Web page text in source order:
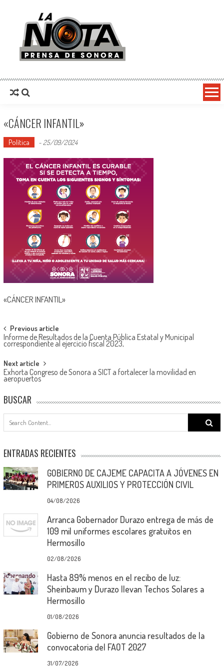
La Nota Prensa De Sonora
«CÁNCER INFANTIL»
Política - 25/09/2024
«CÁNCER INFANTIL»
Post
navigation
Previous article
Informe de Resultados de la Cuenta Pública Estatal y Municipal
correspondiente al ejercicio fiscal 2023,
Next article
Exhorta Congreso de Sonora a SICT a fortalecer la movilidad en
aeropuertos
BUSCAR
Search
for:
ENTRADAS RECIENTES
GOBIERNO DE CAJEME CAPACITA A JÓVENES EN
PRIMEROS AUXILIOS Y PROTECCIÓN CIVIL
04/08/2026
Arranca Gobernador Durazo entrega de más de
109 mil uniformes escolares gratuitos en
Hermosillo
02/08/2026
Hasta 89% menos en el recibo de luz:
Sheinbaum y Durazo llevan Techos Solares a
Hermosillo
01/08/2026
Gobierno de Sonora anuncia resultados de la
convocatoria del FAOT 2027
31/07/2026